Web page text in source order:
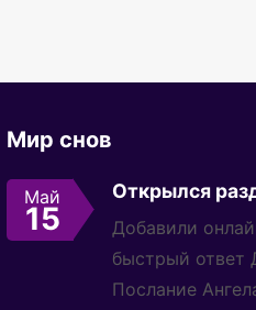
Мир снов
Май
15
Открылся
Добавили
быстрый ответ
Послание